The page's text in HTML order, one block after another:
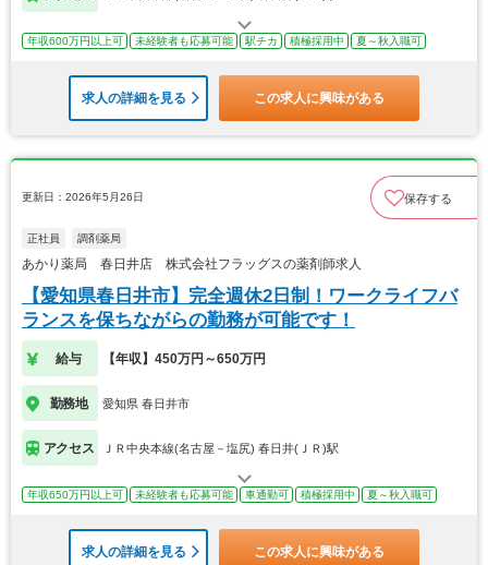
年収600万円以上可 未経験者も応募可能 駅チカ 積極採用中 夏～秋入職可
求人の詳細を見る この求人に興味がある
更新日：2026年5月26日 保存する
正社員 調剤薬局
あかり薬局 春日井店 株式会社フラッグスの薬剤師求人
【愛知県春日井市】完全週休2日制！ワークライフバ
ランスを保ちながらの勤務が可能です！
給与 【年収】450万円～650万円
勤務地 愛知県 春日井市
アクセス ＪＲ中央本線(名古屋－塩尻) 春日井(ＪＲ)駅
年収650万円以上可 未経験者も応募可能 車通勤可 積極採用中 夏～秋入職可
求人の詳細を見る この求人に興味がある